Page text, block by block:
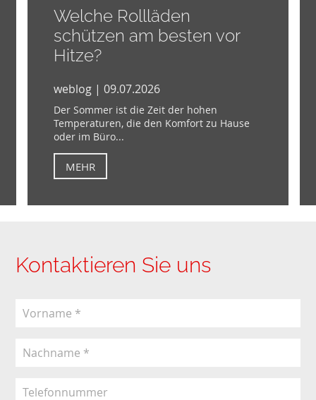
Welche Rollläden
schützen am besten vor
Hitze?
weblog | 09.07.2026
Der Sommer ist die Zeit der hohen
Temperaturen, die den Komfort zu Hause
oder im Büro...
MEHR
Kontaktieren Sie uns